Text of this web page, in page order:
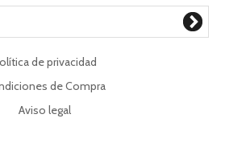
de privacidad
de Compra
Aviso legal